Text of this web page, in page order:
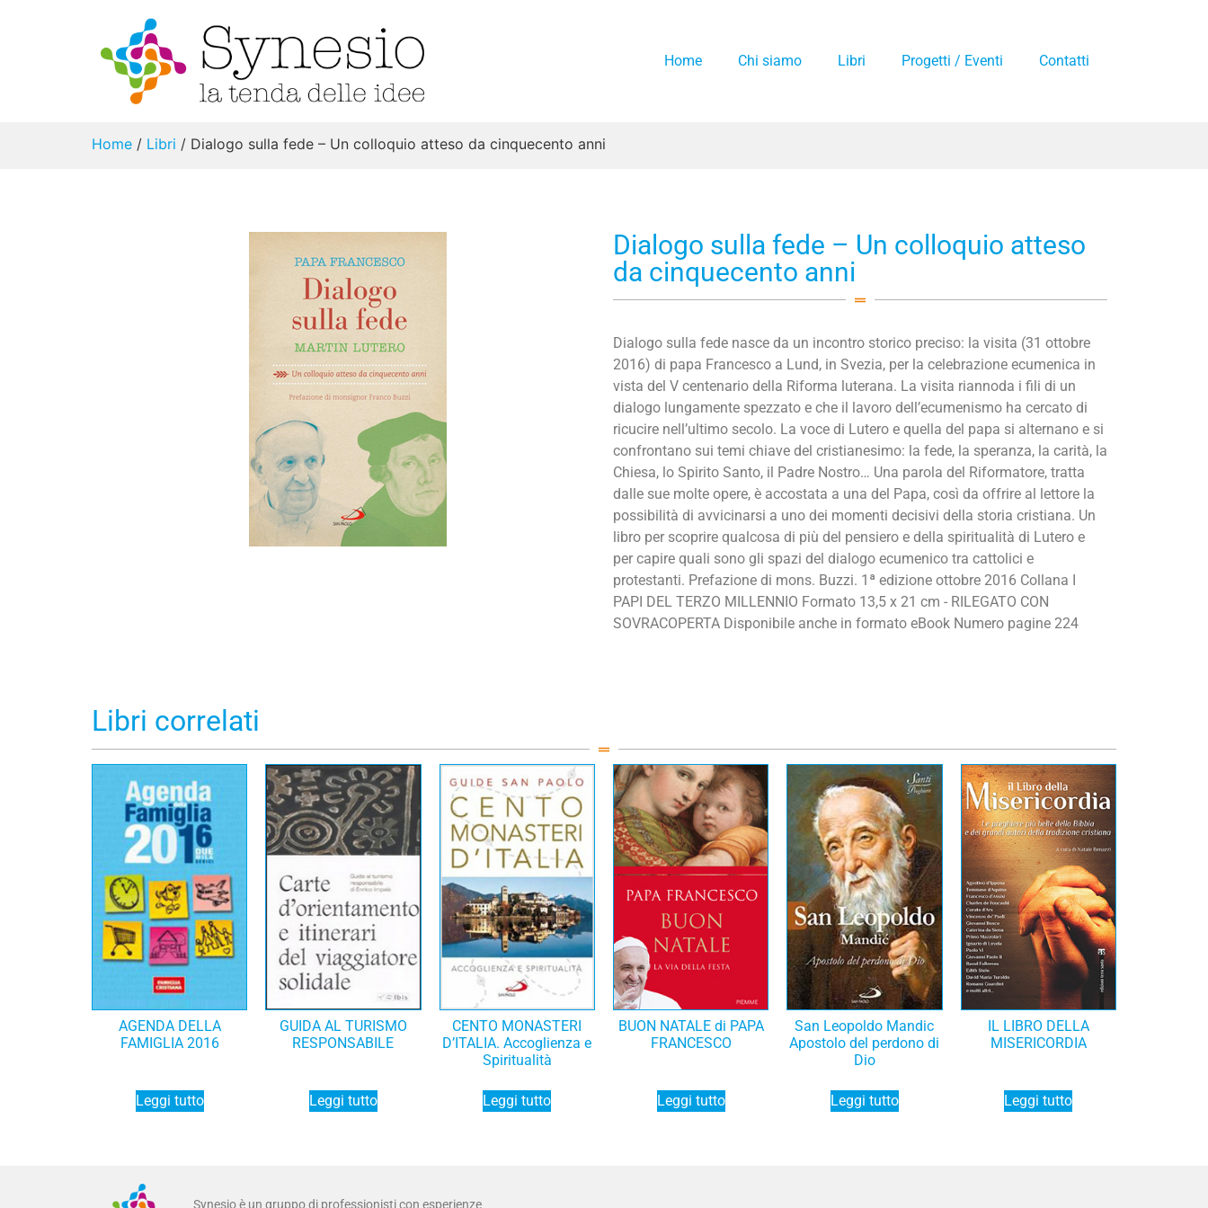
Home Chi siamo Libri Progetti / Eventi Contatti
Home / Libri / Dialogo sulla fede – Un colloquio atteso da cinquecento anni
Dialogo sulla fede – Un colloquio atteso
da cinquecento anni
Dialogo sulla fede nasce da un incontro storico preciso: la visita (31 ottobre
2016) di papa Francesco a Lund, in Svezia, per la celebrazione ecumenica in
vista del V centenario della Riforma luterana. La visita riannoda i fili di un
dialogo lungamente spezzato e che il lavoro dell’ecumenismo ha cercato di
ricucire nell’ultimo secolo. La voce di Lutero e quella del papa si alternano e si
confrontano sui temi chiave del cristianesimo: la fede, la speranza, la carità, la
Chiesa, lo Spirito Santo, il Padre Nostro… Una parola del Riformatore, tratta
dalle sue molte opere, è accostata a una del Papa, così da offrire al lettore la
possibilità di avvicinarsi a uno dei momenti decisivi della storia cristiana. Un
libro per scoprire qualcosa di più del pensiero e della spiritualità di Lutero e
per capire quali sono gli spazi del dialogo ecumenico tra cattolici e
protestanti. Prefazione di mons. Buzzi. 1ª edizione ottobre 2016 Collana I
PAPI DEL TERZO MILLENNIO Formato 13,5 x 21 cm - RILEGATO CON
SOVRACOPERTA Disponibile anche in formato eBook Numero pagine 224
Libri correlati
AGENDA DELLA
FAMIGLIA 2016
Leggi tutto
GUIDA AL TURISMO
RESPONSABILE
Leggi tutto
CENTO MONASTERI
D’ITALIA. Accoglienza e
Spiritualità
Leggi tutto
BUON NATALE di PAPA
FRANCESCO
Leggi tutto
San Leopoldo Mandic
Apostolo del perdono di
Dio
Leggi tutto
IL LIBRO DELLA
MISERICORDIA
Leggi tutto
Synesio è un gruppo di professionisti con esperienze